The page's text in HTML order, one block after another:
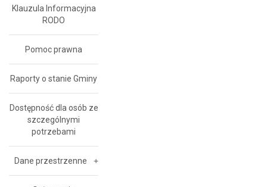
Klauzula Informacyjna
RODO
Pomoc prawna
Raporty o stanie Gminy
Dostępność dla osób ze
szczególnymi
potrzebami
Dane przestrzenne